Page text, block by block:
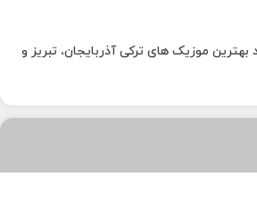
بهترین موزیک‌ های ترکی آذربایجان، تبریز و